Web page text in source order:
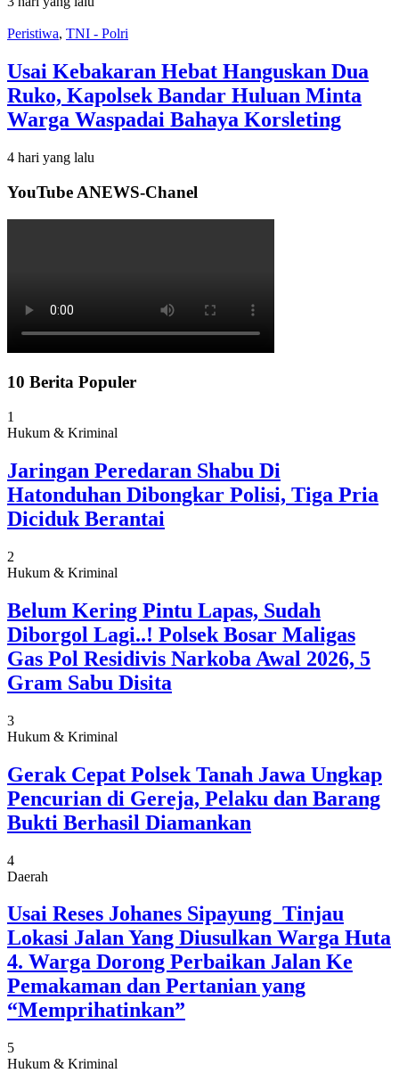
Peristiwa, TNI - Polri
Usai Kebakaran Hebat Hanguskan Dua
Ruko, Kapolsek Bandar Huluan Minta
Warga Waspadai Bahaya Korsleting
4 hari yang lalu
YouTube ANEWS-Chanel
10 Berita Populer
1
Hukum & Kriminal
Jaringan Peredaran Shabu Di
Hatonduhan Dibongkar Polisi, Tiga Pria
Diciduk Berantai
2
Hukum & Kriminal
Belum Kering Pintu Lapas, Sudah
Diborgol Lagi..! Polsek Bosar Maligas
Gas Pol Residivis Narkoba Awal 2026, 5
Gram Sabu Disita
3
Hukum & Kriminal
Gerak Cepat Polsek Tanah Jawa Ungkap
Pencurian di Gereja, Pelaku dan Barang
Bukti Berhasil Diamankan
4
Daerah
Usai Reses Johanes Sipayung Tinjau
Lokasi Jalan Yang Diusulkan Warga Huta
4. Warga Dorong Perbaikan Jalan Ke
Pemakaman dan Pertanian yang
“Memprihatinkan”
5
Hukum & Kriminal